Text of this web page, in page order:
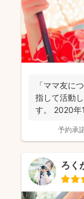
「ママ友に
指して活動
す。 2020年
予約承
ろく